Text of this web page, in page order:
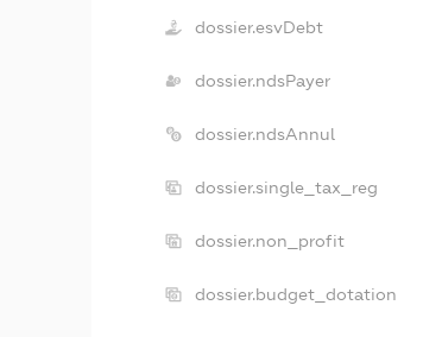
dossier.esvDebt
dossier.ndsPayer
dossier.ndsAnnul
dossier.single_tax_reg
dossier.non_profit
dossier.budget_dotation